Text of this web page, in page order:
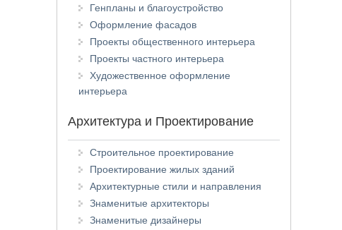
Генпланы и благоустройство
Оформление фасадов
Проекты общественного интерьера
Проекты частного интерьера
Художественное оформление
интерьера
Архитектура и Проектирование
Строительное проектирование
Проектирование жилых зданий
Архитектурные стили и направления
Знаменитые архитекторы
Знаменитые дизайнеры